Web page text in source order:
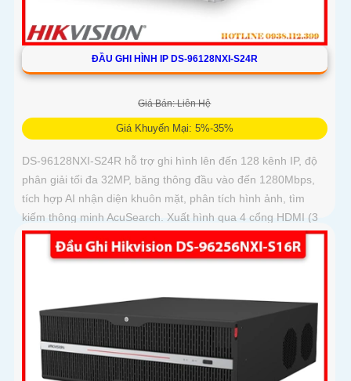
ĐẦU GHI HÌNH IP DS-96128NXI-S24R
Giá Bán: Liên Hệ
Giá Khuyến Mại: 5%-35%
DS-96128NXI-S24R hỗ trợ ghi hình lên đến 128 kênh IP, độ
phân giải tối đa 32MP, băng thông đầu vào đến 1280Mbps,
tích hợp AI nhận diện khuôn mặt, phân tích hình ảnh, tìm
kiếm thông minh AcuSearch. Xuất hình qua 4 cổng HDMI (3
cổng 4K, 1 cổng 8K) và 2 VGA